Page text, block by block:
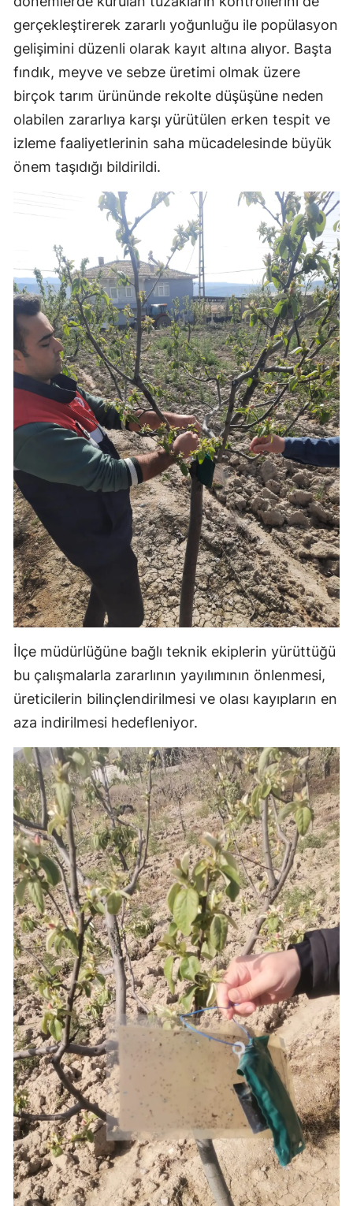
Yozgat
Zonguldak
Aksaray
Bayburt
Kırıkkale
Batman
Şırnak
Bartın
Ardahan
Iğdır
Yalova
Karabük
Kilis
Osmaniye
Düzce
gerçekleştirerek zararlı yoğunluğu ile popülasyon
gelişimini düzenli olarak kayıt altına alıyor. Başta
fındık, meyve ve sebze üretimi olmak üzere
birçok tarım ürününde rekolte düşüşüne neden
olabilen zararlıya karşı yürütülen erken tespit ve
izleme faaliyetlerinin saha mücadelesinde büyük
önem taşıdığı bildirildi.
İlçe müdürlüğüne bağlı teknik ekiplerin yürüttüğü
bu çalışmalarla zararlının yayılımının önlenmesi,
üreticilerin bilinçlendirilmesi ve olası kayıpların en
aza indirilmesi hedefleniyor.